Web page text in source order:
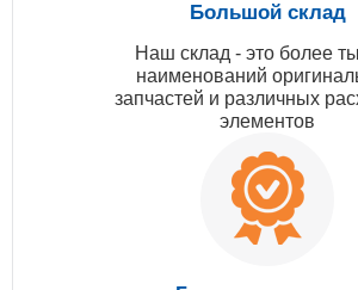
Большой склад
Наш склад - это более
наименований
запчастей и различных
элементов